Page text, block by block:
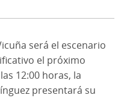
será el escenario
el próximo
12:00 horas, la
presentará su